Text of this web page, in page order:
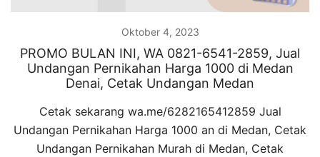
Oktober 4, 2023
PROMO BULAN INI, WA 0821-6541-2859, Jual
Undangan Pernikahan Harga 1000 di Medan
Denai, Cetak Undangan Medan
Cetak sekarang wa.me/6282165412859 Jual
Undangan Pernikahan Harga 1000 an di Medan, Cetak
Undangan Pernikahan Murah di Medan, Cetak